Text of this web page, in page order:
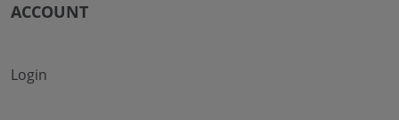
ACCOUNT
Login